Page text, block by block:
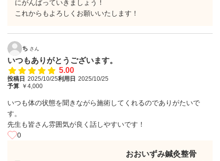
にがんばっていきましょう！
これからもよろしくお願いいたします！
ち さん
いつもありがとうございます。
5.00
投稿日 2025/10/25利用日 2025/10/25
予算 ￥4,000
いつも体の状態を聞きながら施術してくれるのでありがたいで
す。
先生も皆さん雰囲気が良く話しやすいです！
0
おおいずみ鍼灸整骨